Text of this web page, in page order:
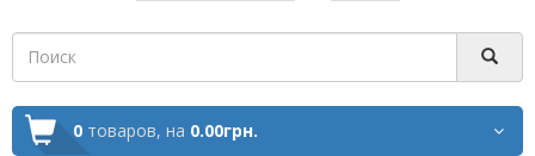
0 товаров, на 0.00грн.